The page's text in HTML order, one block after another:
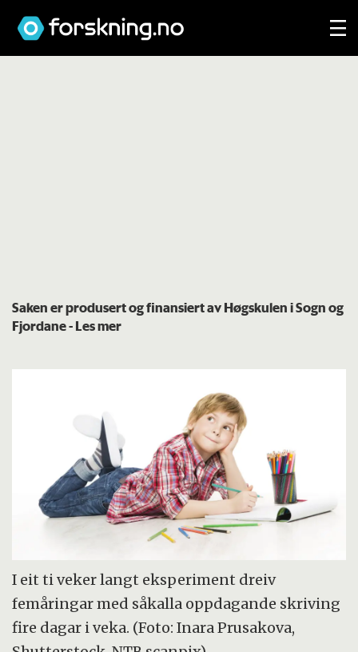
Saken er produsert og finansiert av Høgskulen i Sogn og
Fjordane- Les mer
I eit ti veker langt eksperiment dreiv
femåringar med såkalla oppdagande skriving
fire dagar i veka. (Foto: Inara Prusakova,